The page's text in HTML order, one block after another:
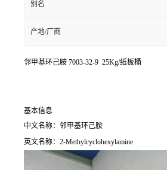
别名
产地/厂商
邻甲基环己胺 7003-32-9 25Kg/纸板桶
基本信息
中文名称：邻甲基环己胺
英文名称：2-Methylcyclohexylamine